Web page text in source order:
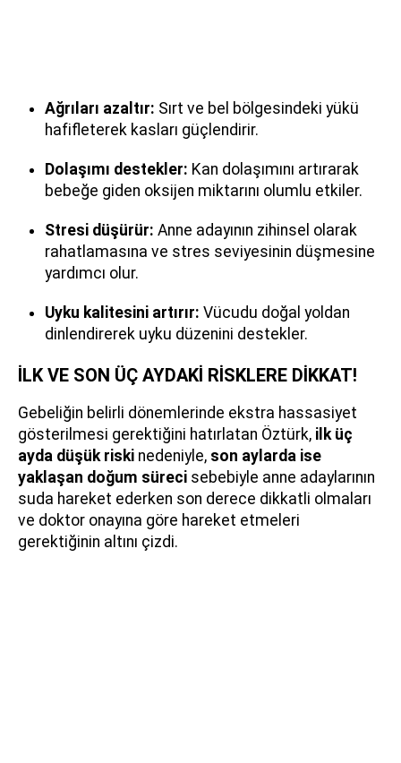
Ağrıları azaltır: Sırt ve bel bölgesindeki yükü
hafifleterek kasları güçlendirir.
Dolaşımı destekler: Kan dolaşımını artırarak
bebeğe giden oksijen miktarını olumlu etkiler.
Stresi düşürür: Anne adayının zihinsel olarak
rahatlamasına ve stres seviyesinin düşmesine
yardımcı olur.
Uyku kalitesini artırır: Vücudu doğal yoldan
dinlendirerek uyku düzenini destekler.
İLK VE SON ÜÇ AYDAKİ RİSKLERE DİKKAT!
Gebeliğin belirli dönemlerinde ekstra hassasiyet
gösterilmesi gerektiğini hatırlatan Öztürk, ilk üç
ayda düşük riski nedeniyle, son aylarda ise
yaklaşan doğum süreci sebebiyle anne adaylarının
suda hareket ederken son derece dikkatli olmaları
ve doktor onayına göre hareket etmeleri
gerektiğinin altını çizdi.